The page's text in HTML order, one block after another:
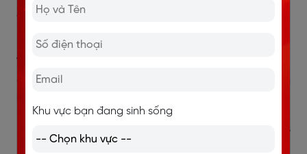
2.6. What do you think will make you
happy in the future?
What do you think will make you happy in the future?
(Bạn nghĩ điều gì sẽ khiến bạn hạnh phúc trong tương
In the future, I think what will make me truly happy is
having a balanced life, a stable career, good health,
Khu vực bạn đang sinh sống